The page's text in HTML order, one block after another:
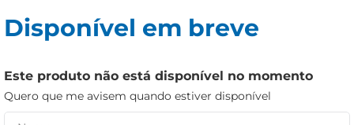
Disponível em breve
Este produto não está disponível no momento
Quero que me avisem quando estiver disponível
azeite
iogurte